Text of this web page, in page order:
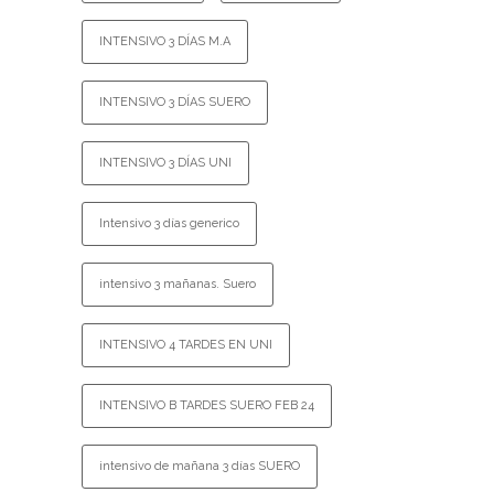
INTENSIVO 3 DÍAS M.A
INTENSIVO 3 DÍAS SUERO
INTENSIVO 3 DÍAS UNI
Intensivo 3 días generico
intensivo 3 mañanas. Suero
INTENSIVO 4 TARDES EN UNI
INTENSIVO B TARDES SUERO FEB 24
intensivo de mañana 3 días SUERO